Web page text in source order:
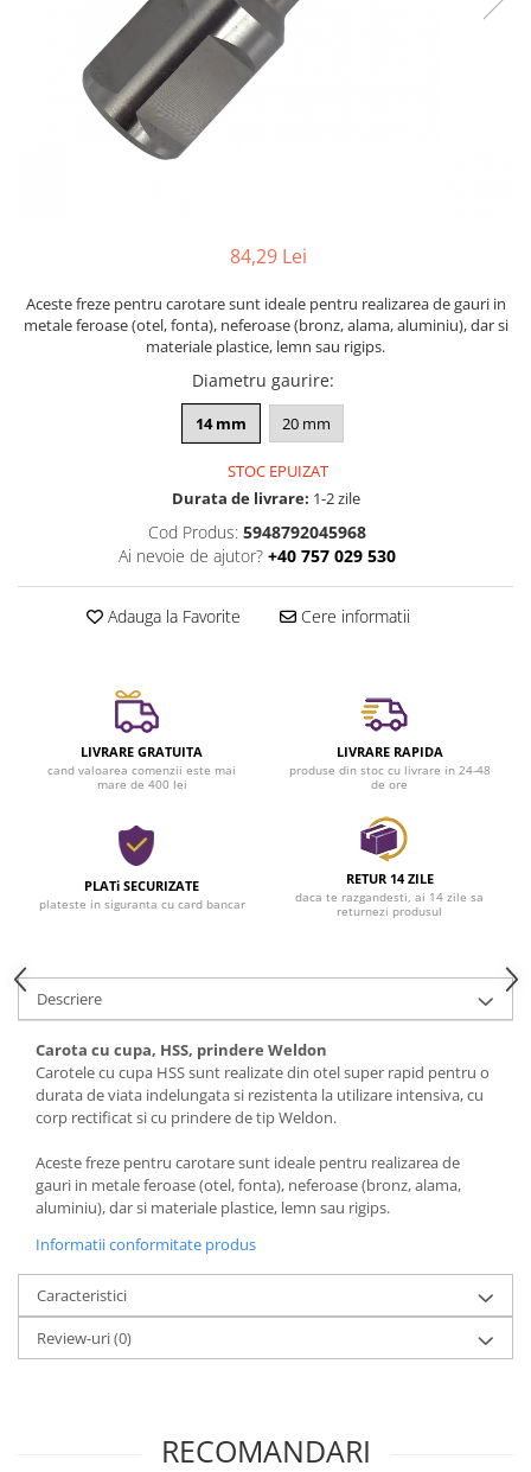
84,29 Lei
Aceste freze pentru carotare sunt ideale pentru realizarea de gauri in
metale feroase (otel, fonta), neferoase (bronz, alama, aluminiu), dar si
materiale plastice, lemn sau rigips.
Diametru gaurire:
14 mm 20 mm
STOC EPUIZAT
Durata de livrare: 1-2 zile
Cod Produs: 5948792045968
Ai nevoie de ajutor? +40 757 029 530
Adauga la Favorite Cere informatii
LIVRARE GRATUITA
cand valoarea comenzii este mai
mare de 400 lei
LIVRARE RAPIDA
produse din stoc cu livrare in 24-48
de ore
PLATi SECURIZATE
plateste in siguranta cu card bancar
RETUR 14 ZILE
daca te razgandesti, ai 14 zile sa
returnezi produsul
Descriere
Carota cu cupa, HSS, prindere Weldon
Carotele cu cupa HSS sunt realizate din otel super rapid pentru o
durata de viata indelungata si rezistenta la utilizare intensiva, cu
corp rectificat si cu prindere de tip Weldon.
Aceste freze pentru carotare sunt ideale pentru realizarea de
gauri in metale feroase (otel, fonta), neferoase (bronz, alama,
aluminiu), dar si materiale plastice, lemn sau rigips.
Informatii conformitate produs
Caracteristici
Review-uri(0)
RECOMANDARI